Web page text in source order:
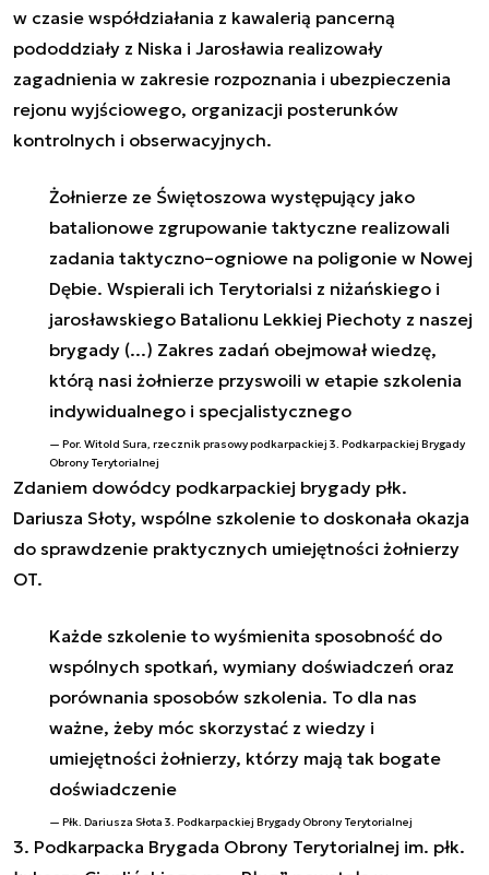
w czasie współdziałania z kawalerią pancerną
pododdziały z Niska i Jarosławia realizowały
zagadnienia w zakresie rozpoznania i ubezpieczenia
rejonu wyjściowego, organizacji posterunków
kontrolnych i obserwacyjnych.
Żołnierze ze Świętoszowa występujący jako
batalionowe zgrupowanie taktyczne realizowali
zadania taktyczno–ogniowe na poligonie w Nowej
Dębie. Wspierali ich Terytorialsi z niżańskiego i
jarosławskiego Batalionu Lekkiej Piechoty z naszej
brygady (...) Zakres zadań obejmował wiedzę,
którą nasi żołnierze przyswoili w etapie szkolenia
indywidualnego i specjalistycznego
Por. Witold Sura, rzecznik prasowy podkarpackiej 3. Podkarpackiej Brygady
Obrony Terytorialnej
Zdaniem dowódcy podkarpackiej brygady płk.
Dariusza Słoty, wspólne szkolenie to doskonała okazja
do sprawdzenie praktycznych umiejętności żołnierzy
OT.
Każde szkolenie to wyśmienita sposobność do
wspólnych spotkań, wymiany doświadczeń oraz
porównania sposobów szkolenia. To dla nas
ważne, żeby móc skorzystać z wiedzy i
umiejętności żołnierzy, którzy mają tak bogate
doświadczenie
Płk. Dariusza Słota 3. Podkarpackiej Brygady Obrony Terytorialnej
3. Podkarpacka Brygada Obrony Terytorialnej im. płk.